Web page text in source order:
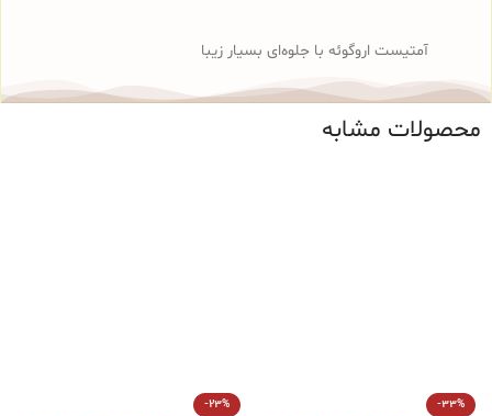
آمتیست اروگوئه با جلوه‌ای بسیار زیبا
محصولات مشابه
-33%
-23%